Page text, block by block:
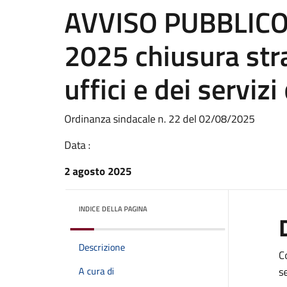
AVVISO
2025 chiusura
uffici e dei servizi
Ordinanza sindacale n. 22 del 02/08/2025
Data :
2 agosto 2025
INDICE DELLA PAGINA
Descrizione
A cura di